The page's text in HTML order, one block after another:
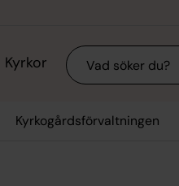
Kyrkor Sök
Kyrkogårdsförvaltningen